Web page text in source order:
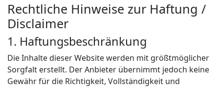
Rechtliche Hinweise zur Haftung /
Disclaimer
1. Haftungsbeschränkung
Die Inhalte dieser Website werden mit größtmöglicher
Sorgfalt erstellt. Der Anbieter übernimmt jedoch keine
Gewähr für die Richtigkeit, Vollständigkeit und